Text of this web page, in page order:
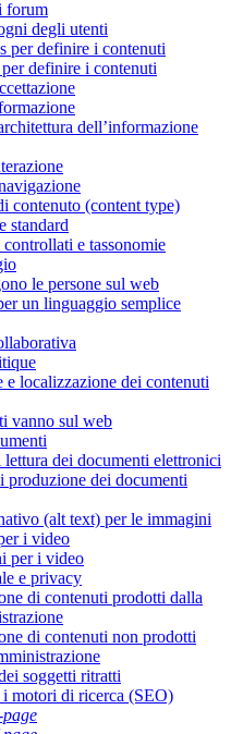
forum
degli utenti
per definire i contenuti
definire i contenuti
dell’informazione
contenuto (content type)
standard
e tassonomie
le persone sul web
un linguaggio semplice
e localizzazione dei contenuti
vanno sul web
dei documenti elettronici
produzione dei documenti
(alt text) per le immagini
i video
per i video
e privacy
di contenuti prodotti dalla
di contenuti non prodotti
soggetti ritratti
motori di ricerca (SEO)